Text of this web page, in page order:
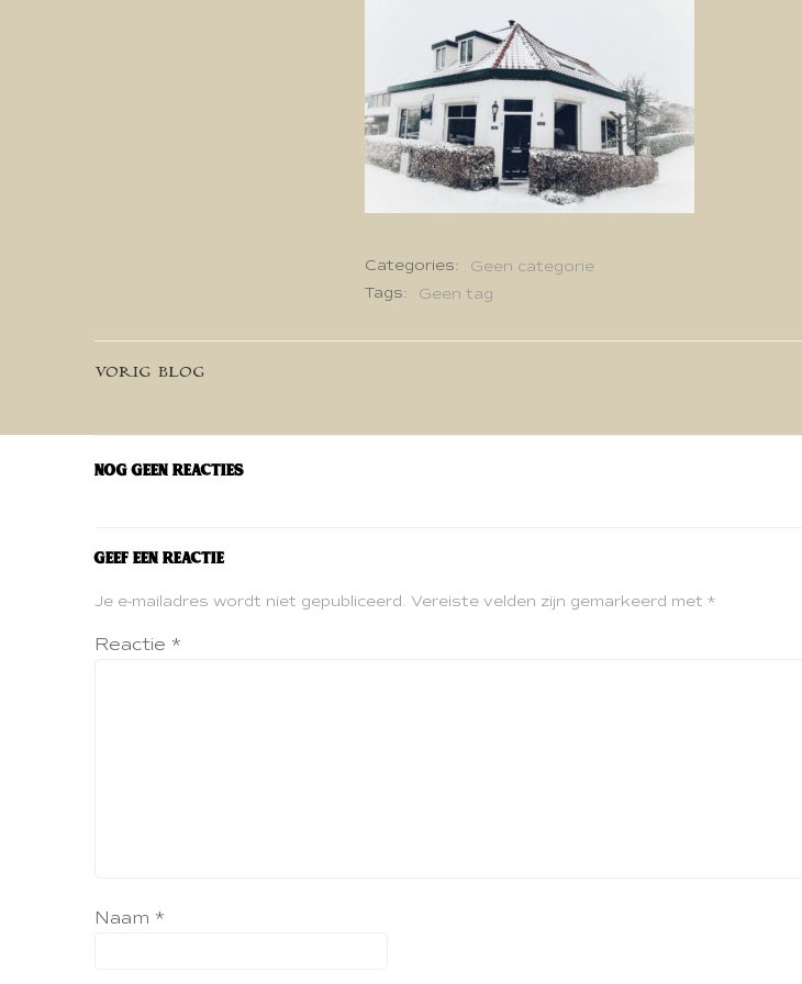
Categories:
Geen categorie
Tags:
Geen tag
Bericht
navigatie
VORIG BLOG
Nog geen reacties
Geef een reactie
Je e-mailadres wordt niet gepubliceerd. Vereiste velden zijn gemarkeerd met *
Reactie *
Naam *